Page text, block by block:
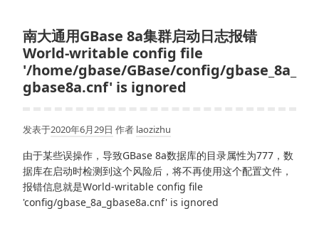
南大通用GBase 8a集群启动日志报错
World-writable config file
'/home/gbase/GBase/config/gbase_8a_
gbase8a.cnf' is ignored
发表于2020年6月29日 作者 laozizhu
由于某些误操作，导致GBase 8a数据库的目录属性为777，数
据库在启动时检测到这个风险后，将不再使用这个配置文件，
报错信息就是World-writable config file
'config/gbase_8a_gbase8a.cnf' is ignored